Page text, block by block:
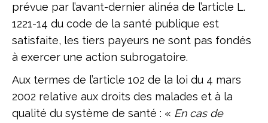
prévue par l’avant-dernier alinéa de l’article L.
1221-14 du code de la santé publique est
satisfaite, les tiers payeurs ne sont pas fondés
à exercer une action subrogatoire.
Aux termes de l’article 102 de la loi du 4 mars
2002 relative aux droits des malades et à la
qualité du système de santé : « En cas de